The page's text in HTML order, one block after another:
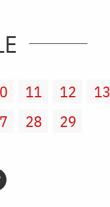
11 12 13
28 29